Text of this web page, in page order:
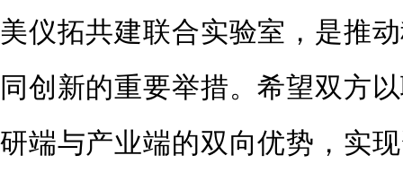
美仪拓共建联合实验室，是推
同创新的重要举措。希望双方
研端与产业端的双向优势，实